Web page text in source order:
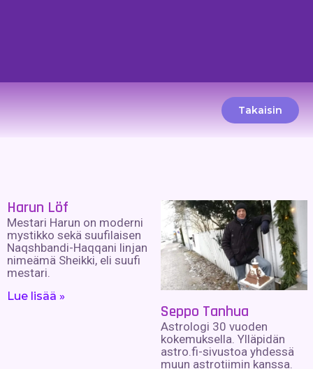
Takaisin
Harun Löf
Mestari Harun on moderni
mystikko sekä suufilaisen
Naqshbandi-Haqqani linjan
nimeämä Sheikki, eli suufi
mestari.
Lue lisää »
Seppo Tanhua
Astrologi 30 vuoden
kokemuksella. Ylläpidän
astro.fi-sivustoa yhdessä
muun astrotiimin kanssa.